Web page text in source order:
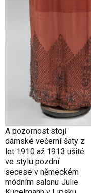
A pozornost stojí
dámské večerní šaty z
let 1910 až 1913 ušité
ve stylu pozdní
secese v německém
módním salonu Julie